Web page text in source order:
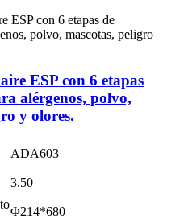
ESP con 6 etapas
alérgenos, polvo,
y olores.
ADA603
3.50
Φ214*680